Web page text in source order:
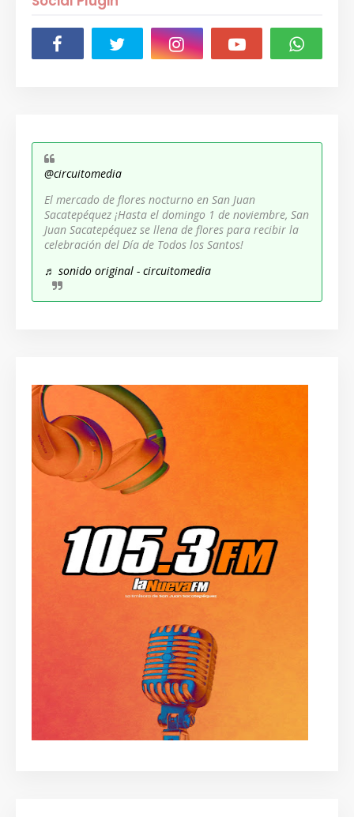
@circuitomedia
El mercado de flores nocturno en San Juan
Sacatepéquez ¡Hasta el domingo 1 de noviembre, San
Juan Sacatepéquez se llena de flores para recibir la
celebración del Día de Todos los Santos!
♬ sonido original - circuitomedia